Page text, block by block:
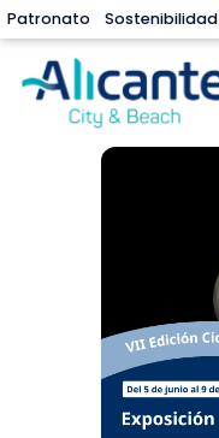
Patronato Sostenibilidad